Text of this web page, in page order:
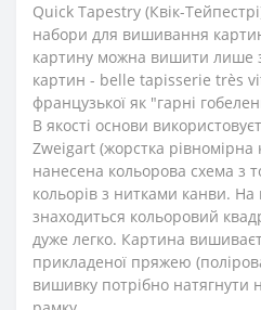
Quick Tapestry (Квік-
набори для вишивання
картину можна вишити лише
картин - belle tapisserie très
французької як "гарні
В якості основи
Zweigart (жорстка рівномірна
нанесена кольорова схема з
кольорів з нитками канви.
знаходиться кольоровий
дуже легко. Картина
прикладеної пряжею
вишивку потрібно натягнути